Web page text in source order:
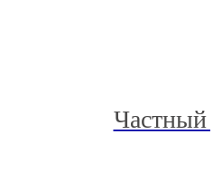
Частный